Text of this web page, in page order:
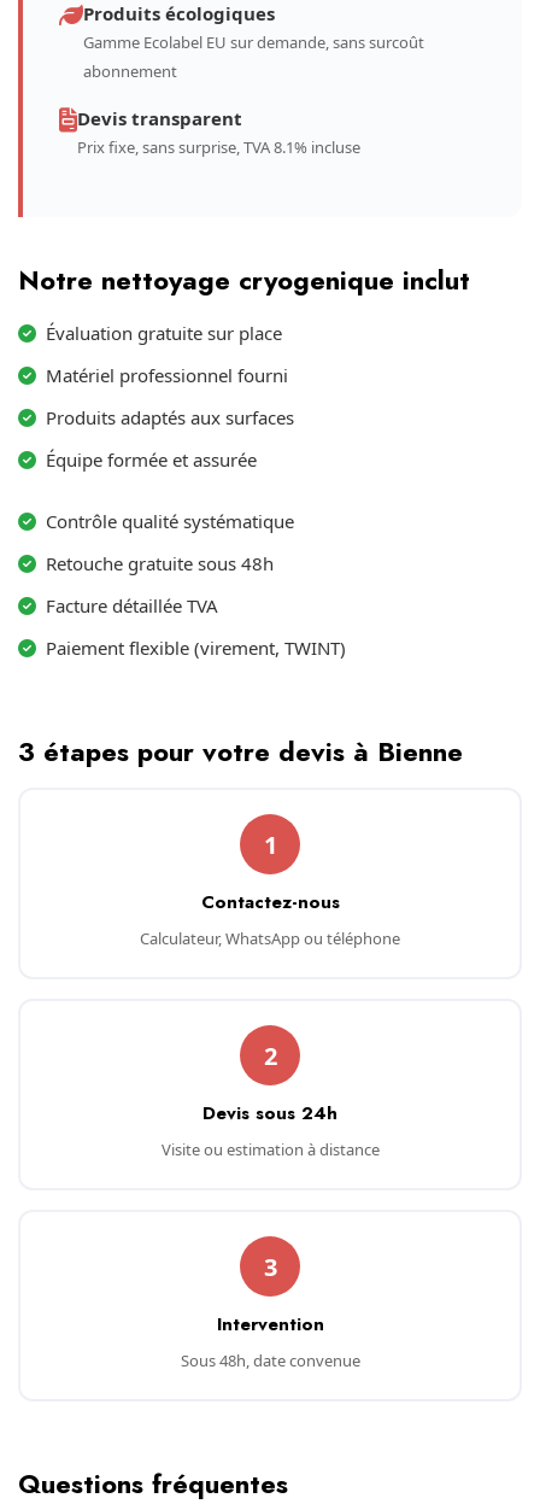
Produits écologiques
Gamme Ecolabel EU sur demande, sans surcoût
abonnement
Devis transparent
Prix fixe, sans surprise, TVA 8.1% incluse
Notre nettoyage cryogenique inclut
Évaluation gratuite sur place
Matériel professionnel fourni
Produits adaptés aux surfaces
Équipe formée et assurée
Contrôle qualité systématique
Retouche gratuite sous 48h
Facture détaillée TVA
Paiement flexible (virement, TWINT)
3 étapes pour votre devis à Bienne
1
Contactez-nous
Calculateur, WhatsApp ou téléphone
2
Devis sous 24h
Visite ou estimation à distance
3
Intervention
Sous 48h, date convenue
Questions fréquentes